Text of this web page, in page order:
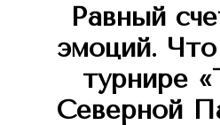
Равный
эмоций.
турнире
Северной